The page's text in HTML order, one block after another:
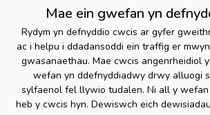
Mae ein gwefan yn
Rydym yn defnyddio cwcis ar gyfer
ac i helpu i ddadansoddi ein traffig er
gwasanaethau. Mae cwcis angenrheidiol
wefan yn ddefnyddiadwy drwy alluogi
sylfaenol fel llywio tudalen. Ni all y
heb y cwcis hyn. Dewiswch eich